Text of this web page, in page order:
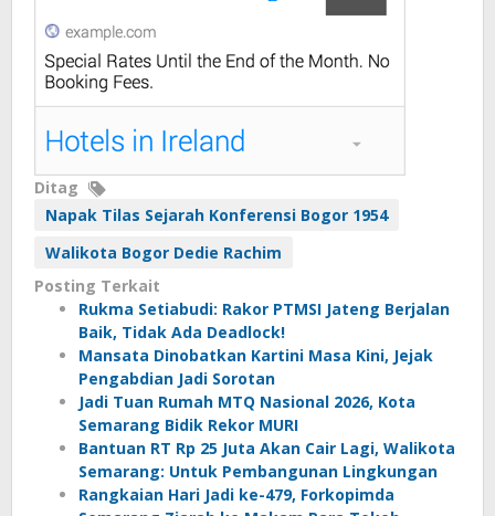
Ditag
Napak Tilas Sejarah Konferensi Bogor 1954
Walikota Bogor Dedie Rachim
Posting Terkait
Rukma Setiabudi: Rakor PTMSI Jateng Berjalan
Baik, Tidak Ada Deadlock!
Mansata Dinobatkan Kartini Masa Kini, Jejak
Pengabdian Jadi Sorotan
Jadi Tuan Rumah MTQ Nasional 2026, Kota
Semarang Bidik Rekor MURI
Bantuan RT Rp 25 Juta Akan Cair Lagi, Walikota
Semarang: Untuk Pembangunan Lingkungan
Rangkaian Hari Jadi ke-479, Forkopimda